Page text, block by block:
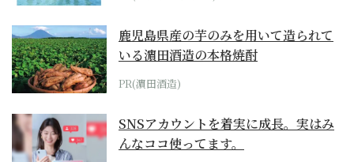
鹿児島県産の芋のみを用いて造られて
いる濵田酒造の本格焼酎
PR(濵田酒造)
SNSアカウントを着実に成長。実はみ
んなココ使ってます。